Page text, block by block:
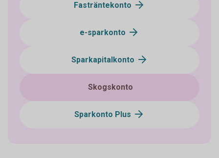
Fasträntekonto
e-sparkonto
Sparkapitalkonto
Skogskonto
Sparkonto Plus